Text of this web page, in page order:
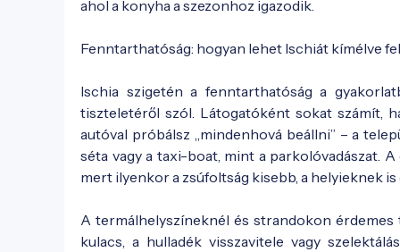
ahol a konyha a szezonhoz igazodik.
Fenntarthatóság: hogyan lehet Ischiát kímélve
Ischia szigetén a fenntarthatóság a
tiszteletéről szól. Látogatóként sokat számít,
autóval próbálsz „mindenhová beállni” – a
séta vagy a taxi-boat, mint a parkolóvadászat.
mert ilyenkor a zsúfoltság kisebb, a helyieknek
A termálhelyszíneknél és strandokon érdemes
kulacs, a hulladék visszavitele vagy